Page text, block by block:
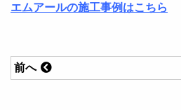
エムアールの施工事例はこちら
前へ